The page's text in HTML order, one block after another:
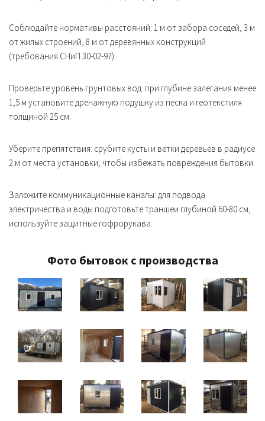
Соблюдайте нормативы расстояний: 1 м от забора соседей, 3 м
от жилых строений, 8 м от деревянных конструкций
(требования СНиП 30-02-97).
Проверьте уровень грунтовых вод: при глубине залегания менее
1,5 м установите дренажную подушку из песка и геотекстиля
толщиной 25 см.
Уберите препятствия: срубите кусты и ветки деревьев в радиусе
2 м от места установки, чтобы избежать повреждения бытовки.
Заложите коммуникационные каналы: для подвода
электричества и воды подготовьте траншеи глубиной 60-80 см,
используйте защитные гофрорукава.
Фото бытовок с производства